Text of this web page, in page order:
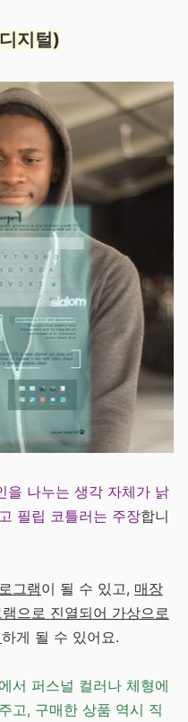
지털)
을 나누는 생각 자체가 낡
필립 코틀러는 주장합니
그램이 될 수 있고, 매장
으로 진열되어 가상으로
하게 될 수 있어요.
서 퍼스널 컬러나 체형에
고, 구매한 상품 역시 직